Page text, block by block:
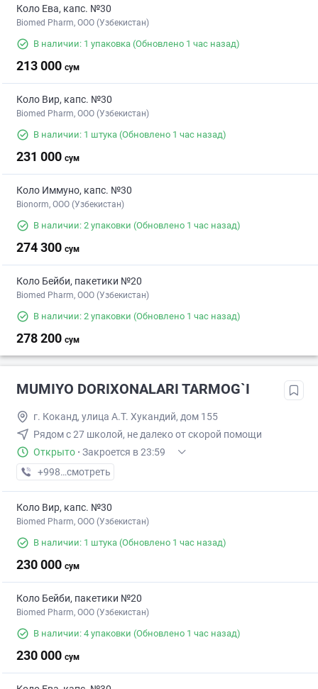
Коло Ева, капс. №30
Biomed Pharm, OOO (Узбекистан)
В наличии: 1 упаковка (Обновлено 1 час назад)
213 000 сум
Коло Вир, капс. №30
Biomed Pharm, OOO (Узбекистан)
В наличии: 1 штука (Обновлено 1 час назад)
231 000 сум
Коло Иммуно, капс. №30
Bionorm, OOO (Узбекистан)
В наличии: 2 упаковки (Обновлено 1 час назад)
274 300 сум
Коло Бейби, пакетики №20
Biomed Pharm, OOO (Узбекистан)
В наличии: 2 упаковки (Обновлено 1 час назад)
278 200 сум
MUMIYO DORIXONALARI TARMOG`I
г. Коканд, улица А.Т. Хукандий, дом 155
Рядом с 27 школой, не далеко от скорой помощи
Открыто · Закроется в 23:59
+998 (91) XXX-XX-XX
смотреть
Коло Вир, капс. №30
Biomed Pharm, OOO (Узбекистан)
В наличии: 1 штука (Обновлено 1 час назад)
230 000 сум
Коло Бейби, пакетики №20
Biomed Pharm, OOO (Узбекистан)
В наличии: 4 упаковки (Обновлено 1 час назад)
230 000 сум